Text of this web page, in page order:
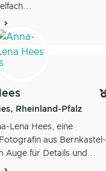
Rheinland-Pfalz
Lena Hees, eine
aus Bernkastel-
Auge für Details und...